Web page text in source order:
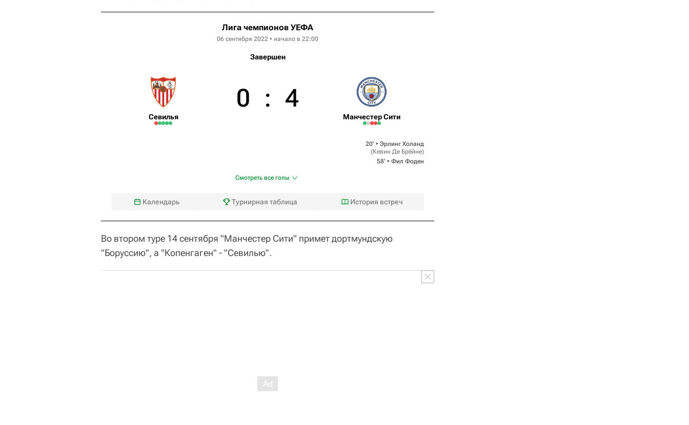
Лига чемпионов УЕФА
06 сентября 2022 • начало в 22:00
Завершен
Севилья
0 : 4
Манчестер Сити
20‎’‎ • Эрлинг Холанд
(Кевин Де Брёйне)
58‎’‎ • Фил Фоден
Смотреть все голы
Календарь Турнирная таблица История встреч
Во втором туре 14 сентября "Манчестер Сити" примет дортмундскую
"Боруссию", а "Копенгаген" - "Севилью".